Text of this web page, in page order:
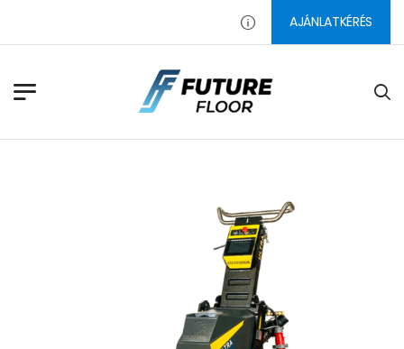
PADLÓ AJÁNLATKÉRÉS